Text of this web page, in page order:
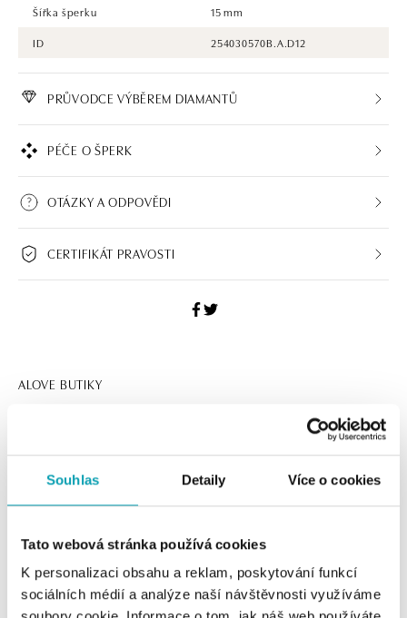
Souhlas Detaily Více o cookies
Tato webová stránka používá cookies
K personalizaci obsahu a reklam, poskytování funkcí
sociálních médií a analýze naší návštěvnosti využíváme
Šířka šperku
15 mm
ID
254030570B.A.D12
PRŮVODCE VÝBĚREM DIAMANTŮ
PÉČE O ŠPERK
OTÁZKY A ODPOVĚDI
CERTIFIKÁT PRAVOSTI
ALOVE BUTIKY